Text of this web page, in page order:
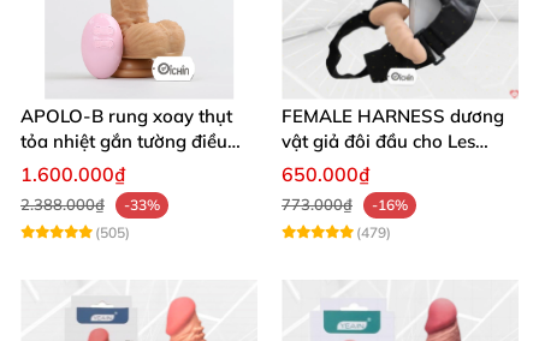
APOLO-B rung xoay thụt
tỏa nhiệt gắn tường điều
khiển từ xa đa chế độ
1.600.000₫
2.388.000₫
-33%
(505)
FEMALE HARNESS dương
vật giả đôi đầu cho Les
massage cực sướng
650.000₫
773.000₫
-16%
(479)